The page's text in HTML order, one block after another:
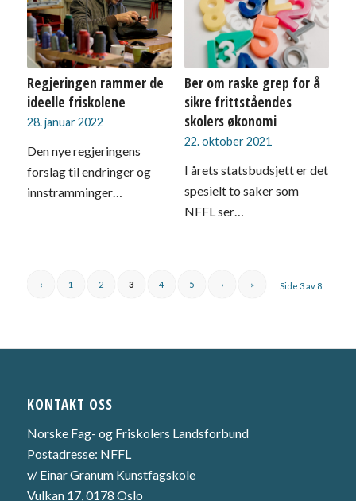
Regjeringen rammer de
ideelle friskolene
28. januar 2022
Den nye regjeringens
forslag til endringer og
innstramminger…
Ber om raske grep for å
sikre frittståendes
skolers økonomi
22. oktober 2021
I årets statsbudsjett er det
spesielt to saker som
NFFL ser…
Side 3 av 8
‹ 1 2 3 4 5 › »
KONTAKT OSS
Norske Fag- og Friskolers Landsforbund
Postadresse: NFFL
v/ Einar Granum Kunstfagskole
Vulkan 17, 0178 Oslo